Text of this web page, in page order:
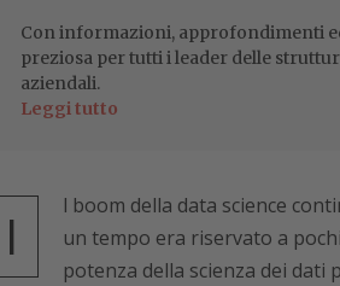
Con informazioni, approfondimenti
preziosa per tutti i leader delle
aziendali.
Leggi tutto
I
l boom della data science
un tempo era riservato a
potenza della scienza dei